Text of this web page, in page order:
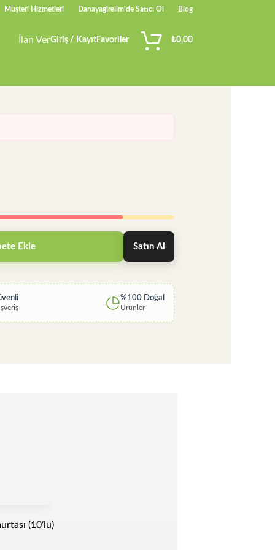
Müşteri Hizmetleri Danayagirelim'de Satıcı Ol Blog
İlan VerGiriş / Kayıt Favoriler ₺0,00
Ekle Satın Al
%100 Doğal
Ürünler
(10’lu)